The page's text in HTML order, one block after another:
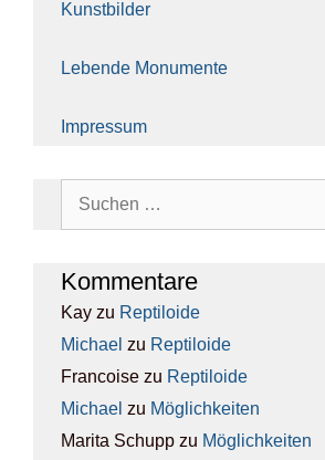
Kunst­bil­der
Leben­de Monu­men­te
Impres­sum
Kom­men­ta­re
Kay zu Rep­ti­lo­ide
Michael zu Rep­ti­lo­ide
Francoise zu Rep­ti­lo­ide
Michael zu Mög­lich­kei­ten
Marita Schupp zu Mög­lich­kei­ten